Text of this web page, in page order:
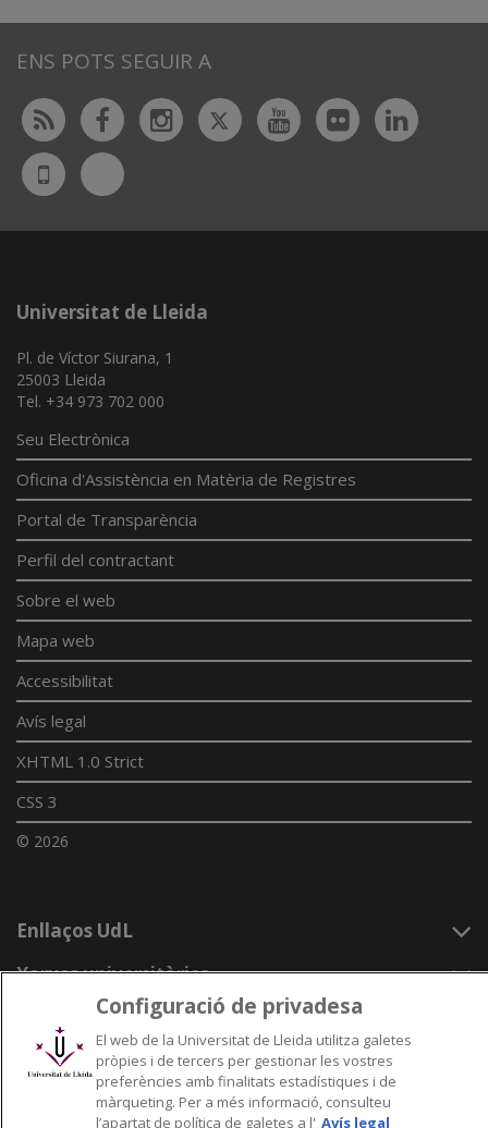
ENS POTS SEGUIR A
Rss FacebookInstagram
TwitterYoutubeFlickr
UdL
App
Bluesky
Universitat de Lleida
Pl. de Víctor Siurana, 1
25003 Lleida
Tel. +34 973 702 000
Seu Electrònica
Oficina d'Assistència en Matèria de Registres
Portal de Transparència
Perfil del contractant
Sobre el web
Mapa web
Accessibilitat
Avís legal
XHTML 1.0 Strict
CSS 3
© 2026
Enllaços UdL
Xarxes universitàries
Configuració de privadesa
El web de la Universitat de Lleida utilitza galetes
pròpies i de tercers per gestionar les vostres
preferències amb finalitats estadístiques i de
màrqueting. Per a més informació, consulteu
l’apartat de política de galetes a l' Avís legal